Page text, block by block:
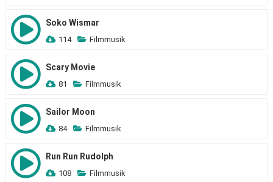
Soko Wismar
114 Filmmusik
Scary Movie
81 Filmmusik
Sailor Moon
84 Filmmusik
Run Run Rudolph
108 Filmmusik